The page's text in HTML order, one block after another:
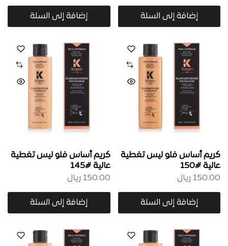
إضافة إلى السلة إضافة إلى السلة
كريم أساس فلو ليس تغطية
عالية #150
150.00 ريال
إضافة إلى السلة
كريم أساس فلو ليس تغطية
عالية #145
150.00 ريال
إضافة إلى السلة